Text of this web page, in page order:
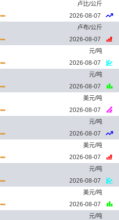
卢比/公斤
2026-08-07
卢布/公斤
2026-08-07
元/吨
2026-08-07
元/吨
2026-08-07
美元/吨
2026-08-07
元/吨
2026-08-07
美元/吨
2026-08-07
元/吨
2026-08-07
美元/吨
2026-08-07
元/吨